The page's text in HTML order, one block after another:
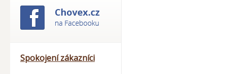
Spokojení zákazníci